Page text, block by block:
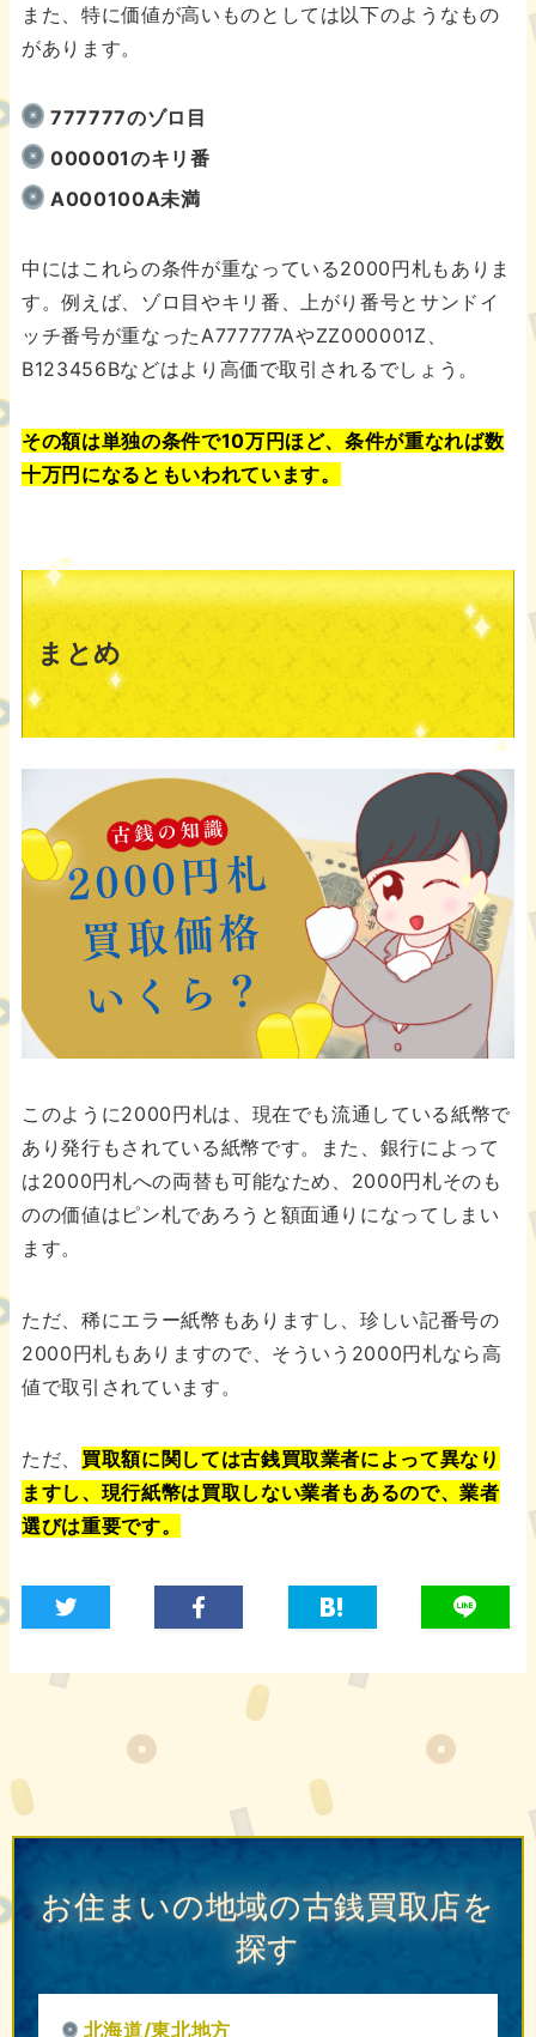
また、特に価値が高いものとしては以下のようなもの
があります。
777777のゾロ目
000001のキリ番
A000100A未満
中にはこれらの条件が重なっている2000円札もありま
す。例えば、ゾロ目やキリ番、上がり番号とサンドイ
ッチ番号が重なったA777777AやZZ000001Z、
B123456Bなどはより高価で取引されるでしょう。
その額は単独の条件で10万円ほど、条件が重なれば数
十万円になるともいわれています。
まとめ
このように2000円札は、現在でも流通している紙幣で
あり発行もされている紙幣です。また、銀行によって
は2000円札への両替も可能なため、2000円札そのも
のの価値はピン札であろうと額面通りになってしまい
ます。
ただ、稀にエラー紙幣もありますし、珍しい記番号の
2000円札もありますので、そういう2000円札なら高
値で取引されています。
ただ、 買取額に関しては古銭買取業者によって異なり
ますし、現行紙幣は買取しない業者もあるので、業者
選びは重要です。
お住まいの地域の古銭買取店を
探す
北海道/東北地方